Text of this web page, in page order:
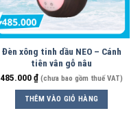
Đèn xông tinh dầu NEO – Cánh
tiên vân gỗ nâu
485.000₫ (chưa bao gồm thuế VAT)
THÊM VÀO GIỎ HÀNG